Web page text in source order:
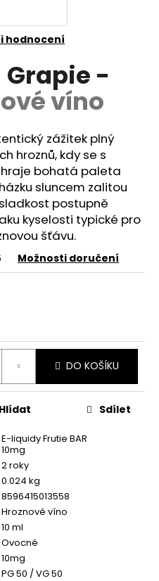
hodnocení
Grapie -
víno
zážitek plný
hroznů, kdy se s
bohatá paleta
sluncem zalitou
postupně
kyselosti typické pro
šťávu.
Možnosti doručení
DO KOŠÍKU
E-liquidy Frutie BAR
10mg
2 roky
0.024 kg
8596415013558
Hroznové víno
10 ml
Ovocné
10mg
PG 50 / VG 50
Hlídat Sdílet